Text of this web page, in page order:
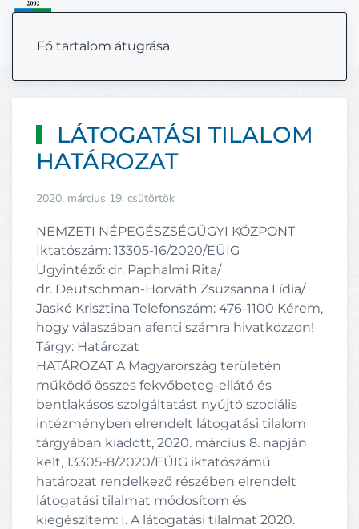
Fő tartalom átugrása
LÁTOGATÁSI TILALOM
HATÁROZAT
2020. március 19. csütörtök
NEMZETI NÉPEGÉSZSÉGÜGYI KÖZPONT
Iktatószám: 13305-16/2020/EÜIG
Ügyintéző: dr. Paphalmi Rita/
dr. Deutschman-Horváth Zsuzsanna Lídia/
Jaskó Krisztina Telefonszám: 476-1100 Kérem,
hogy válaszában afenti számra hivatkozzon!
Tárgy: Határozat
HATÁROZAT A Magyarország területén
működő összes fekvőbeteg-ellátó és
bentlakásos szolgáltatást nyújtó szociális
intézményben elrendelt látogatási tilalom
tárgyában kiadott, 2020. március 8. napján
kelt, 13305-8/2020/EÜIG iktatószámú
határozat rendelkező részében elrendelt
látogatási tilalmat módosítom és
kiegészítem: I. A látogatási tilalmat 2020.